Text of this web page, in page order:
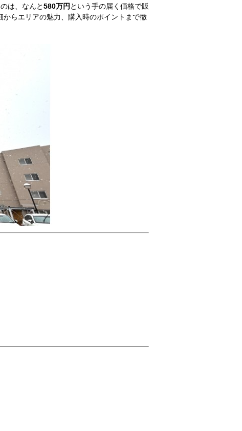
は、なんと580万円 という手の届く価格で販
からエリアの魅力、購入時のポイントまで徹